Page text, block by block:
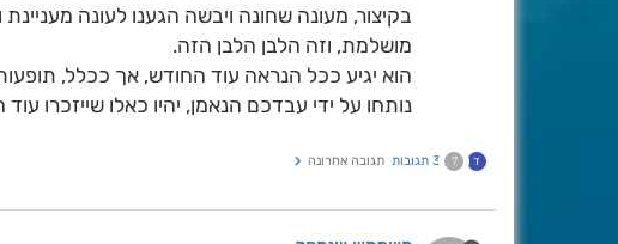
בקיצור, מעונה שחונה ויבשה הגענו לעונה
מושלמת, וזה הלבן הלבן הזה.
הוא יגיע ככל הנראה עוד החודש, אך ככלל,
נותחו על ידי עבדכם הנאמן, יהיו כאלו שייזכרו
ד ? 3 תגובות תגובה אחרונה